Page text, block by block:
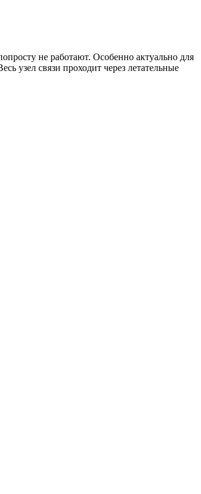
не работают. Особенно актуально для
узел связи проходит через летательные